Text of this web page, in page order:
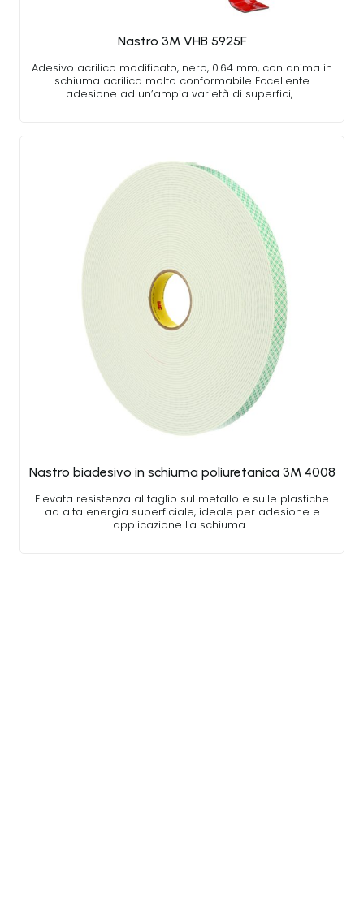
Nastro 3M VHB 5925F
Adesivo acrilico modificato, nero, 0.64 mm, con anima in
schiuma acrilica molto conformabile Eccellente
adesione ad un’ampia varietà di superfici,…
Nastro biadesivo in schiuma poliuretanica 3M 4008
Elevata resistenza al taglio sul metallo e sulle plastiche
ad alta energia superficiale, ideale per adesione e
applicazione La schiuma…